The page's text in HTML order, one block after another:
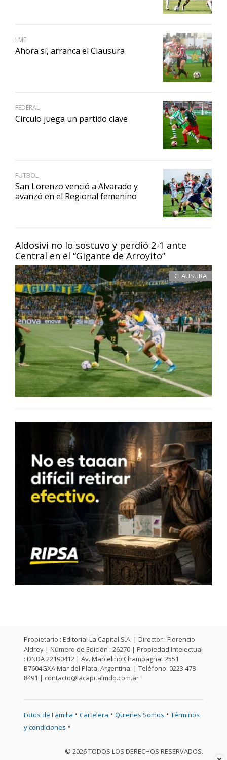
Aldosivi no lo sostuvo y perdió 2-1 ante
Central en el “Gigante de Arroyito”
CLAUSURA
LMF
Ahora sí, arranca el Clausura
FEDERAL
Círculo juega un partido clave
FUTBOL
San Lorenzo venció a Alvarado y
avanzó en el Regional femenino
Propietario : Editorial La Capital S.A. | Director : Florencio
Aldrey | Número de Edición : 26270 | Propiedad Intelectual
: DNDA 22190412 | Av. Marcelino Champagnat 2551
B7604GXA Mar del Plata, Argentina. | Teléfono: 0223 478
8491 | contacto@lacapitalmdq.com.ar
Fotos de Familia • Cartelera • Quienes Somos • Términos
y condiciones •
© 2026 TODOS LOS DERECHOS RESERVADOS.